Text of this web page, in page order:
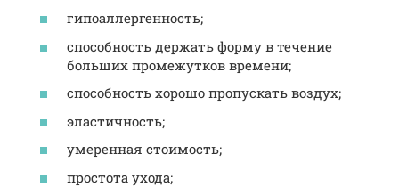
гипоаллергенность;
способность держать форму в течение
больших промежутков времени;
способность хорошо пропускать воздух;
эластичность;
умеренная стоимость;
простота ухода;